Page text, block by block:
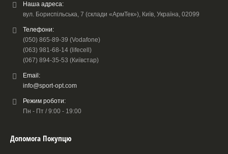
Наша адреса:
вул. Бориспільська, 7 (склади «АрмТек»), Київ, Україна, 02099
Телефони:
(050) 865-89-39 (Vodafone)
(063) 981-68-14 (lifecell)
(067) 894-35-53 (Київстар)
Email:
info@sport-opt.com
Режим роботи:
Пн - Пт / 9:00 - 19:00
Допомога Покупцю